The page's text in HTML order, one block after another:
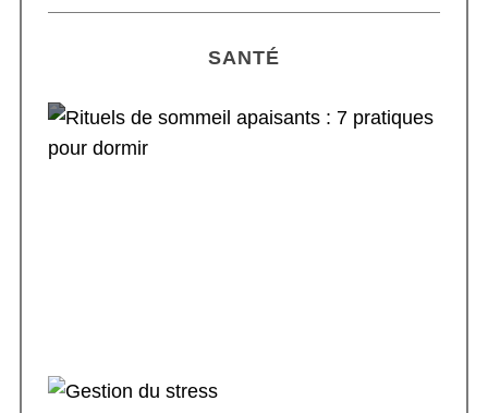
SANTÉ